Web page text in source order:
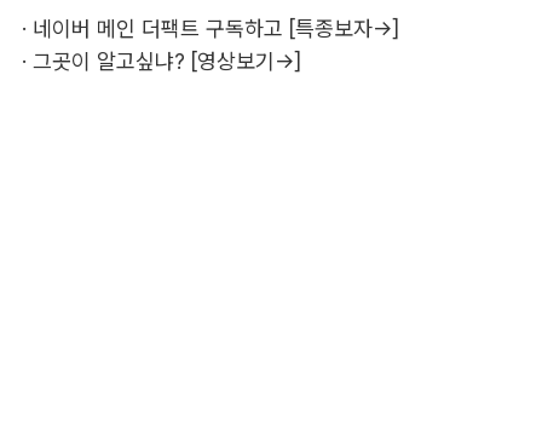
· 네이버 메인 더팩트 구독하고 [특종보자→]
· 그곳이 알고싶냐? [영상보기→]